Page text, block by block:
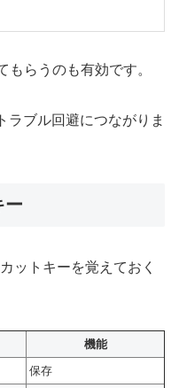
らうのも有効です。
ラブル回避につながりま
ー
ットキーを覚えておく
機能
保存